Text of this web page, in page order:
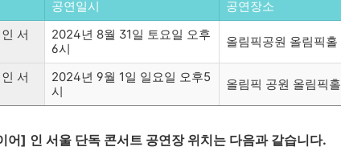
공연일시
공연장소
서
2024년 8월 31일 토요일 오후
6시
올림픽공원 올림픽홀
서
2024년 9월 1일 일요일 오후5
시
올림픽 공원 올림픽홀
] 인 서울 단독 콘서트 공연장 위치는 다음과 같습니다.